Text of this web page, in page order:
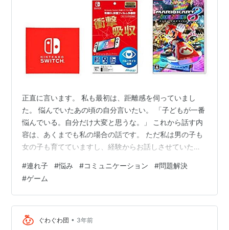
正直に言います。 私も最初は、距離感を伺っていまし
た。 悩んでいたあの頃の自分言いたい。 「子どもが一番
悩んでいる。自分だけ大変と思うな。」 これから話す内
容は、あくまでも私の場合の話です。 ただ私は男の子も
女の子も育てていますし、経験からお話しさせていただ
ーやキャッチボールも素敵ですが、 私は断然ゲームです
ね。 はっきり言います。 「任天堂Switchをやりましょ
う。」なければ買いましょう。 Nintendo Switch(有機EL
モデル) Joy-Con(L)/(R) ホワイト+【任天堂ライセンス商
品】Nintendo Switch (…
#連れ子 #悩み #コミュニケーション #問題解決
#ゲーム
ぐわぐわ団 • 3年前